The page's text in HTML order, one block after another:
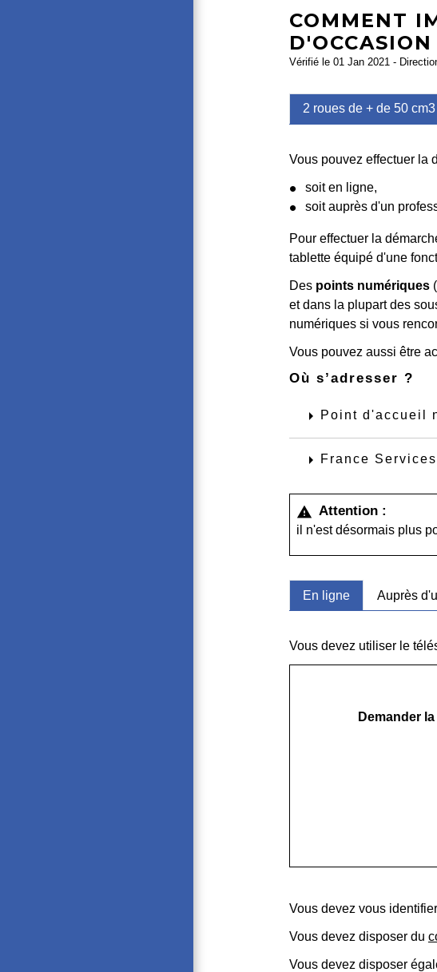
COMMENT
Vérifié le 01 Jan 2021 -
2 roues de + de 50 cm3
Vous pouvez effectuer la
soit en ligne,
soit auprès d'un
Pour effectuer la
tablette équipé d'une
Des points numériques
et dans la plupart des
numériques si vous
Vous pouvez aussi être
Où s’adresser ?
arrow_right Point d'accueil
arrow_right France
warning Attention :
il n'est désormais plus
En ligne Auprès
Vous devez utiliser le
Demander
Vous devez vous
Vous devez disposer du
Vous devez disposer